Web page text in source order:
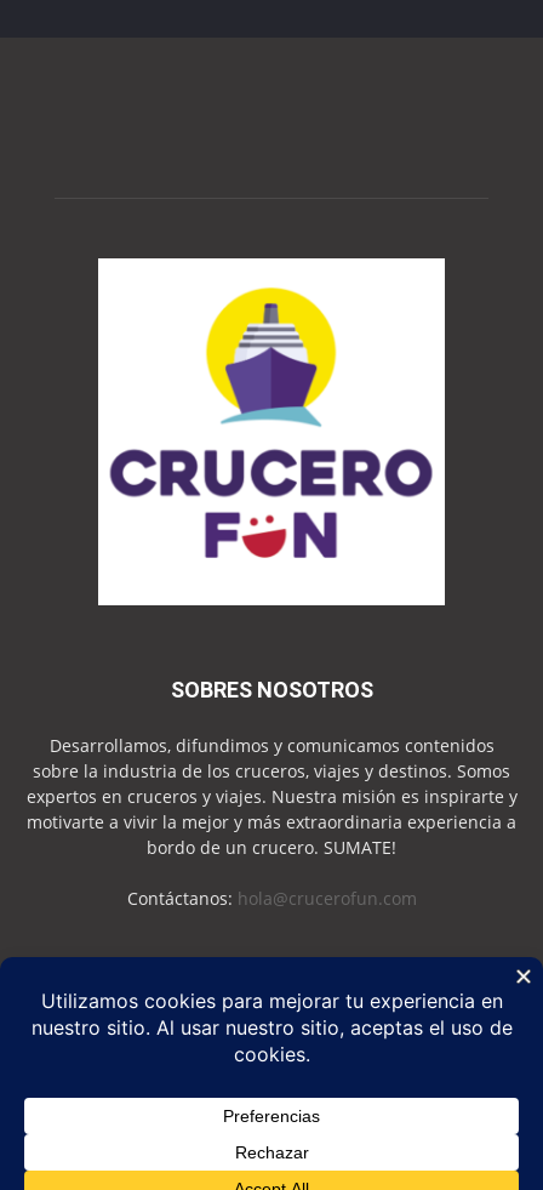
SOBRES NOSOTROS
Desarrollamos, difundimos y comunicamos contenidos
sobre la industria de los cruceros, viajes y destinos. Somos
expertos en cruceros y viajes. Nuestra misión es inspirarte y
motivarte a vivir la mejor y más extraordinaria experiencia a
bordo de un crucero. SUMATE!
Contáctanos: hola@crucerofun.com
SEGUINOS
Política de Privacidad Política de Cookies